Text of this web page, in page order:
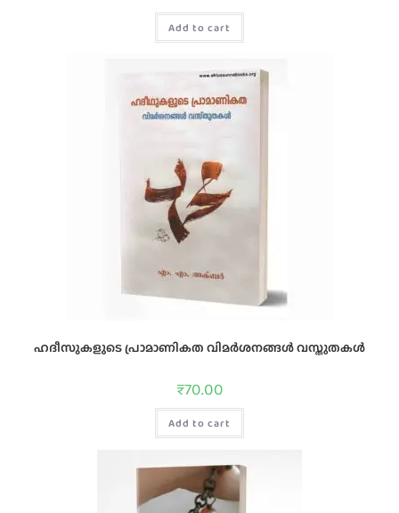
Add to cart
ഹദീസുകളുടെ പ്രാമാണികത വിമര്‍ശനങ്ങള്‍ വസ്തുതകള്‍
₹70.00
Add to cart